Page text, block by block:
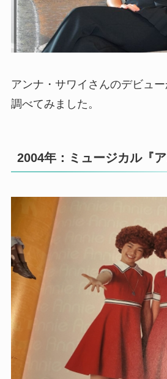
アンナ・サワイさんのデビュ
調べてみました。
2004年：ミュージカル『ア